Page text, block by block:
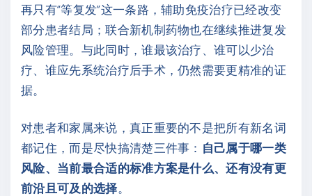
再只有“等复发”这一条路，辅助免疫治疗已经改变
部分患者结局；联合新机制药物也在继续推进复发
风险管理。与此同时，谁最该治疗、谁可以少治
疗、谁应先系统治疗后手术，仍然需要更精准的证
据。
对患者和家属来说，真正重要的不是把所有新名词
都记住，而是尽快搞清楚三件事： 自己属于哪一类
风险、当前最合适的标准方案是什么、还有没有更
前沿且可及的选择。